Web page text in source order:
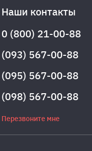
Наши контакты
0 (800) 21-00-88
(093) 567-00-88
(095) 567-00-88
(098) 567-00-88
Перезвоните мне